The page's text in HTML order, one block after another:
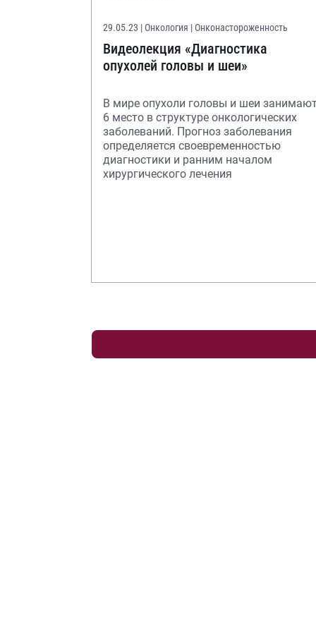
29.05.23 | Онкология | Онконастороженность
Видеолекция «Диагностика
опухолей головы и шеи»
В мире опухоли головы и шеи
6 место в структуре онкологических
заболеваний. Прогноз заболевания
определяется своевременностью
диагностики и ранним началом
хирургического лечения